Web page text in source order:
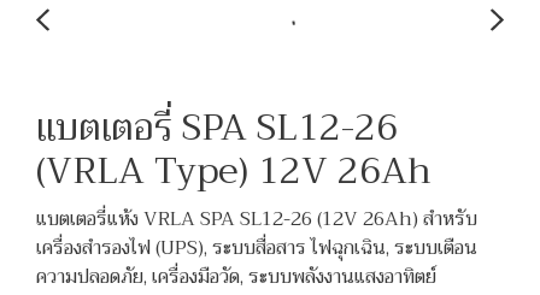
แบตเตอรี่ SPA SL12-26
(VRLA Type) 12V 26Ah
แบตเตอรี่แห้ง VRLA SPA SL12-26 (12V 26Ah) สำหรับ
เครื่องสำรองไฟ (UPS), ระบบสื่อสาร ไฟฉุกเฉิน, ระบบเตือน
ความปลอดภัย, เครื่องมือวัด, ระบบพลังงานแสงอาทิตย์